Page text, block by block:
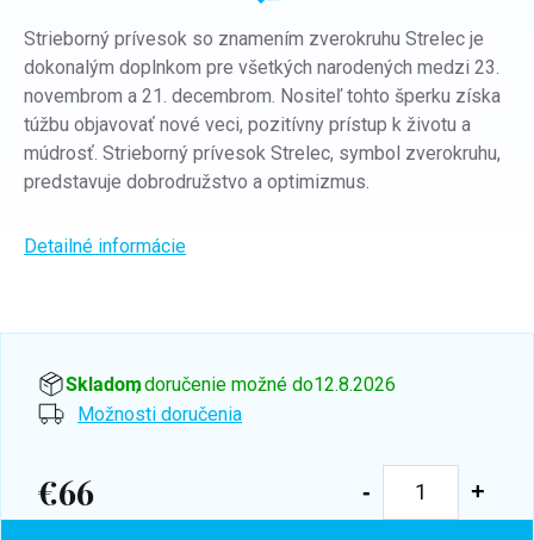
Strieborný prívesok so znamením zverokruhu Strelec je
dokonalým doplnkom pre všetkých narodených medzi 23.
novembrom a 21. decembrom. Nositeľ tohto šperku získa
túžbu objavovať nové veci, pozitívny prístup k životu a
múdrosť. Strieborný prívesok Strelec, symbol zverokruhu,
predstavuje dobrodružstvo a optimizmus.
Detailné informácie
Skladom, doručenie možné do12.8.2026
Možnosti doručenia
€66
Jednotková